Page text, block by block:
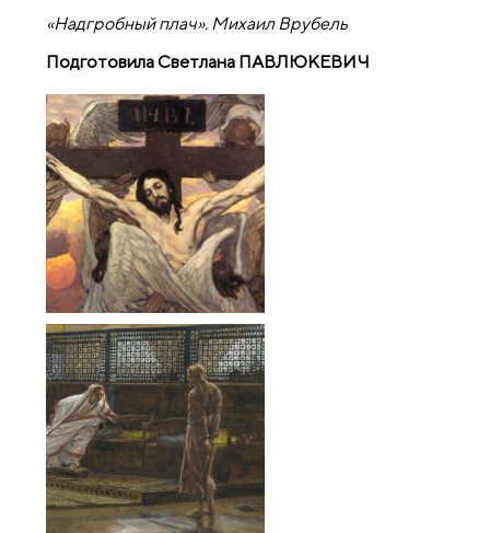
«Надгробный плач». Михаил Врубель
Подготовила Светлана ПАВЛЮКЕВИЧ